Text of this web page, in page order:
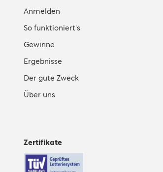
Anmelden
So funktioniert's
Gewinne
Ergebnisse
Der gute Zweck
Über uns
Zertifikate